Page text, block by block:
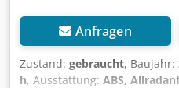
Anfragen
Zustand: gebraucht, Baujahr:
h, Ausstattung: ABS,